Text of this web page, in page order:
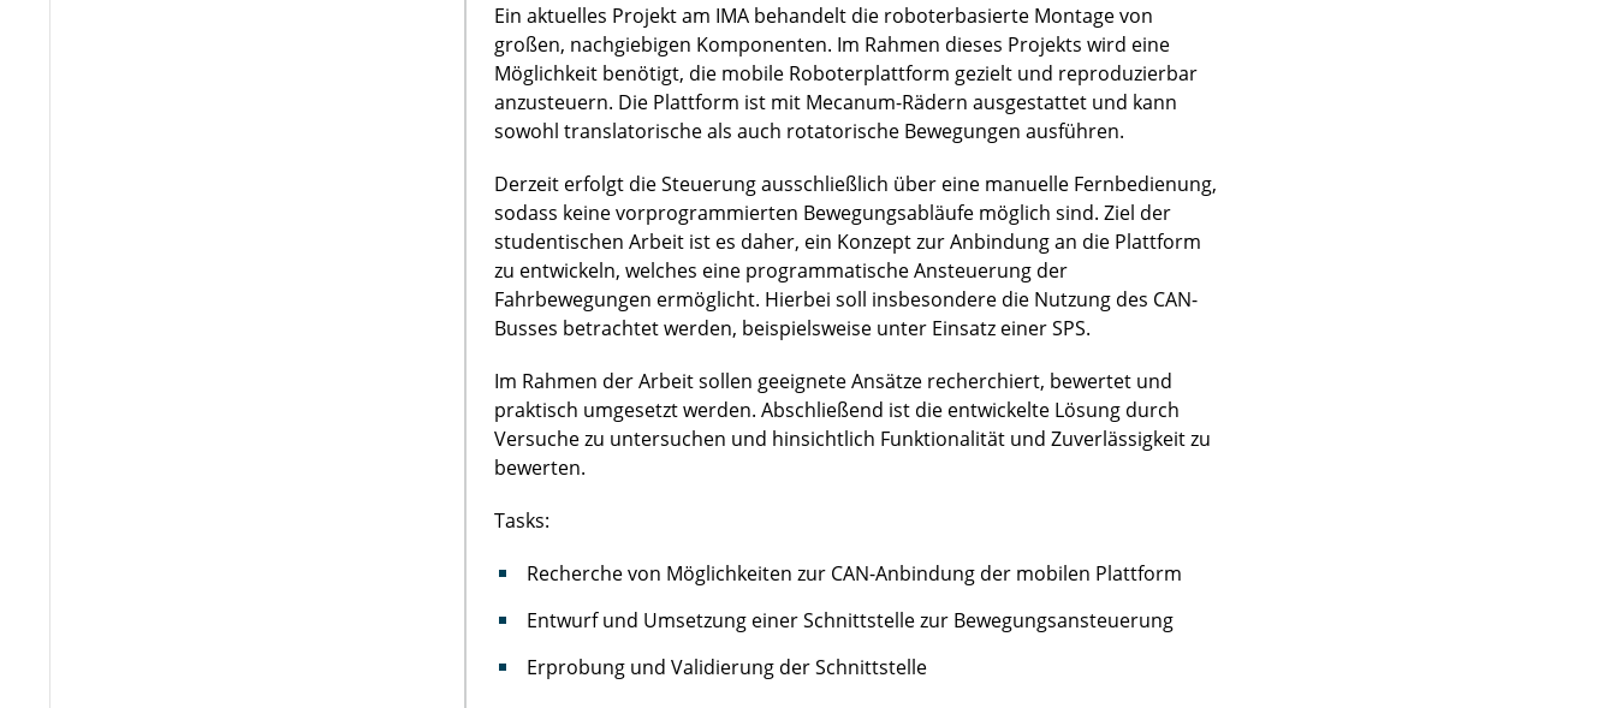
Ein aktuelles Projekt am IMA behandelt die roboterbasierte Montage von
großen, nachgiebigen Komponenten. Im Rahmen dieses Projekts wird eine
Möglichkeit benötigt, die mobile Roboterplattform gezielt und reproduzierbar
anzusteuern. Die Plattform ist mit Mecanum-Rädern ausgestattet und kann
sowohl translatorische als auch rotatorische Bewegungen ausführen.
Derzeit erfolgt die Steuerung ausschließlich über eine manuelle Fernbedienung,
sodass keine vorprogrammierten Bewegungsabläufe möglich sind. Ziel der
studentischen Arbeit ist es daher, ein Konzept zur Anbindung an die Plattform
zu entwickeln, welches eine programmatische Ansteuerung der
Fahrbewegungen ermöglicht. Hierbei soll insbesondere die Nutzung des CAN-
Busses betrachtet werden, beispielsweise unter Einsatz einer SPS.
Im Rahmen der Arbeit sollen geeignete Ansätze recherchiert, bewertet und
praktisch umgesetzt werden. Abschließend ist die entwickelte Lösung durch
Versuche zu untersuchen und hinsichtlich Funktionalität und Zuverlässigkeit zu
bewerten.
Tasks:
Recherche von Möglichkeiten zur CAN-Anbindung der mobilen Plattform
Entwurf und Umsetzung einer Schnittstelle zur Bewegungsansteuerung
Erprobung und Validierung der Schnittstelle